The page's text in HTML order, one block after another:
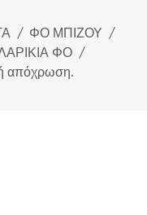
ΦΟ ΜΠΙΖΟΥ
ΦΟ
απόχρωση.